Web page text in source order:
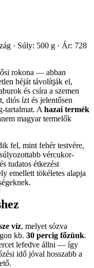
· Súly: 500 g · Ár: 728
ősi rokona — abban
héját távolítják el,
és csíra a szemen
diós ízt és jelentősen
tartalmat. A hazai termék
magyar termelők
fel, mint fehér testvére,
vércukor-
tudatos étkezést
emellett tökéletes alapja
víz, melyet sózva
kb. 30 percig főzünk.
lefedve állni — így
idő jóval hosszabb a